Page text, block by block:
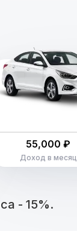
55,000 ₽
Доход в месяц
- 15%.